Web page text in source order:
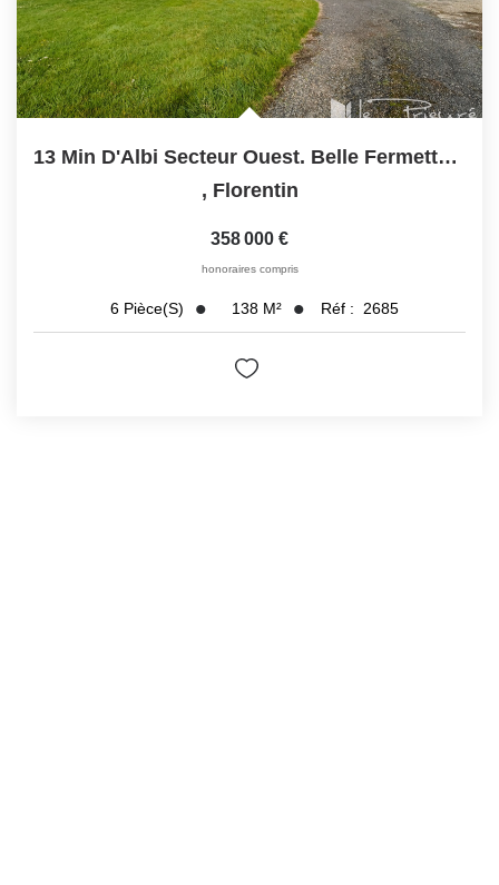
13 Min D'Albi Secteur Ouest. Belle Fermette Avec Belles...
, Florentin
358 000 €
honoraires compris
6 Pièce(s) 138 M² Réf : 2685